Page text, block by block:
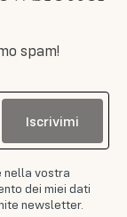
spam!
Iscrivimi
nella vostra
dei miei dati
newsletter.